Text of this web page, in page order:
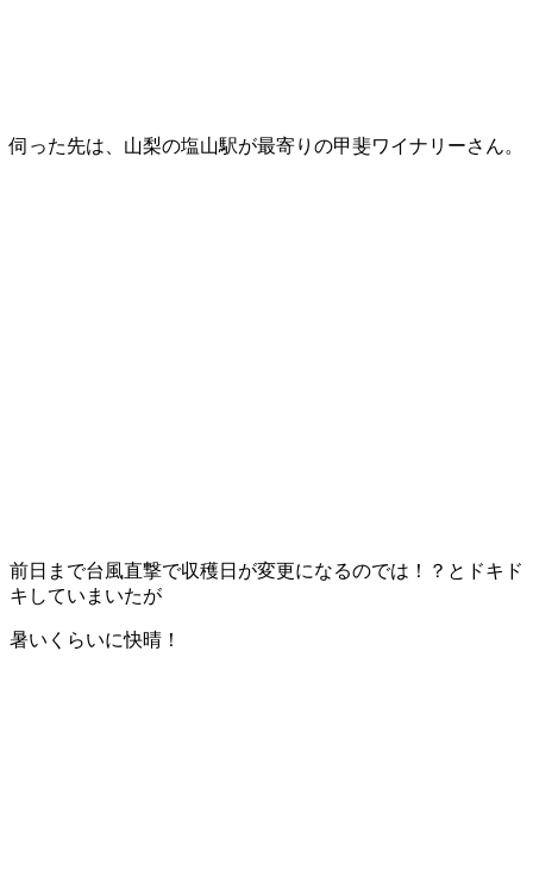
伺った先は、山梨の塩山駅が最寄りの甲斐ワイナリーさん。
前日まで台風直撃で収穫日が変更になるのでは！？とドキド
キしていまいたが
暑いくらいに快晴！